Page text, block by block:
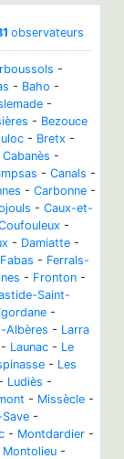
observateurs
-
- Baho -
-
- Bezouce
- Bretx -
Cabanès -
- Canals -
- Carbonne -
- Caux-et-
-
- Damiatte -
Fabas - Ferrals-
- Fronton -
Saint-
-
Albères - Larra
- Launac - Le
- Les
- Ludiès -
- Missècle -
-
- Montdardier -
Montolieu -